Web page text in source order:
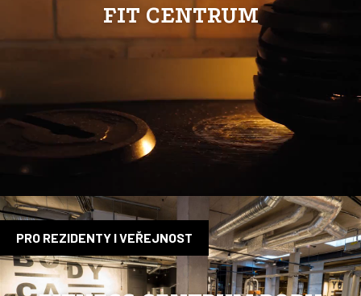
FIT CENTRUM
PRO REZIDENTY I VEŘEJNOST